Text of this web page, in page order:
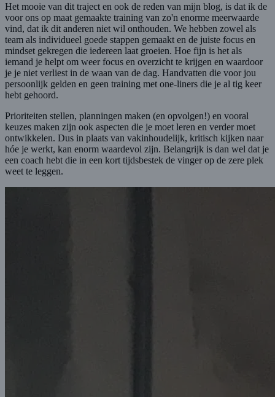
Het mooie van dit traject en ook de reden van mijn blog, is dat ik de
voor ons op maat gemaakte training van zo'n enorme meerwaarde
vind, dat ik dit anderen niet wil onthouden. We hebben zowel als
team als individueel goede stappen gemaakt en de juiste focus en
mindset gekregen die iedereen laat groeien. Hoe fijn is het als
iemand je helpt om weer focus en overzicht te krijgen en waardoor
je je niet verliest in de waan van de dag. Handvatten die voor jou
persoonlijk gelden en geen training met one-liners die je al tig keer
hebt gehoord.
Prioriteiten stellen, planningen maken (en opvolgen!) en vooral
keuzes maken zijn ook aspecten die je moet leren en verder moet
ontwikkelen. Dus in plaats van vakinhoudelijk, kritisch kijken naar
hóe je werkt, kan enorm waardevol zijn. Belangrijk is dan wel dat je
een coach hebt die in een kort tijdsbestek de vinger op de zere plek
weet te leggen.